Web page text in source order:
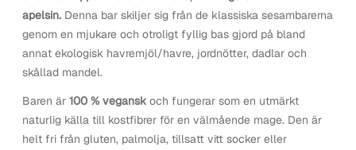
apelsin. Denna bar skiljer sig från de klassiska sesambarerna
genom en mjukare och otroligt fyllig bas gjord på bland
annat ekologisk havremjöl/havre, jordnötter, dadlar och
skållad mandel.
Baren är 100 % vegansk och fungerar som en utmärkt
naturlig källa till kostfibrer för en välmående mage. Den är
helt fri från gluten, palmolja, tillsatt vitt socker eller